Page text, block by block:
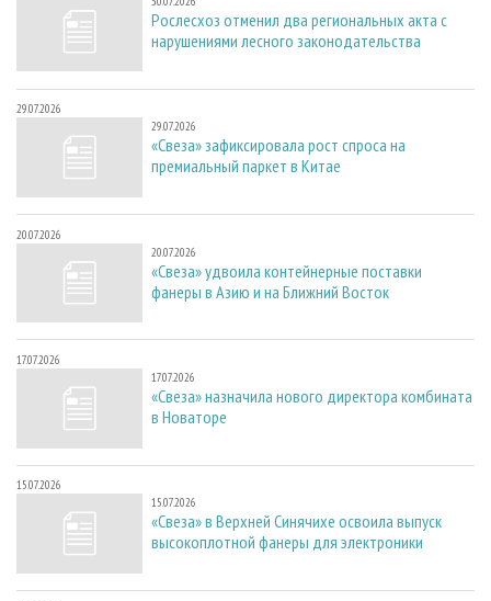
Рослесхоз отменил два региональных акта с
нарушениями лесного законодательства
29.07.2026
29.07.2026
«Свеза» зафиксировала рост спроса на
премиальный паркет в Китае
20.07.2026
20.07.2026
«Свеза» удвоила контейнерные поставки
фанеры в Азию и на Ближний Восток
17.07.2026
17.07.2026
«Свеза» назначила нового директора комбината
в Новаторе
15.07.2026
15.07.2026
«Свеза» в Верхней Синячихе освоила выпуск
высокоплотной фанеры для электроники